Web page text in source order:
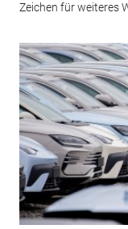
Zeichen für weiteres